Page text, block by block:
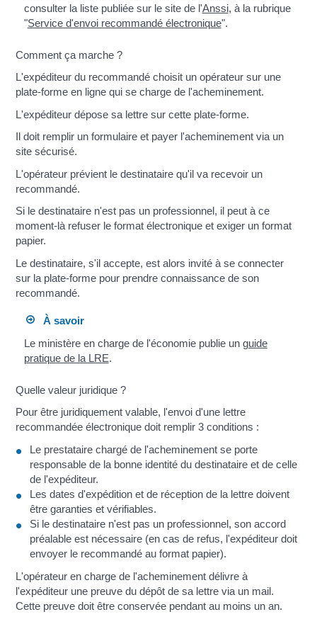
consulter la liste publiée sur le site de l'Anssi, à la rubrique
"Service d'envoi recommandé électronique".
Comment ça marche ?
L'expéditeur du recommandé choisit un opérateur sur une
plate-forme en ligne qui se charge de l'acheminement.
L'expéditeur dépose sa lettre sur cette plate-forme.
Il doit remplir un formulaire et payer l'acheminement via un
site sécurisé.
L'opérateur prévient le destinataire qu'il va recevoir un
recommandé.
Si le destinataire n'est pas un professionnel, il peut à ce
moment-là refuser le format électronique et exiger un format
papier.
Le destinataire, s'il accepte, est alors invité à se connecter
sur la plate-forme pour prendre connaissance de son
recommandé.
À savoir
Le ministère en charge de l'économie publie un guide
pratique de la LRE.
Quelle valeur juridique ?
Pour être juridiquement valable, l'envoi d'une lettre
recommandée électronique doit remplir 3 conditions :
Le prestataire chargé de l'acheminement se porte
responsable de la bonne identité du destinataire et de celle
de l'expéditeur.
Les dates d'expédition et de réception de la lettre doivent
être garanties et vérifiables.
Si le destinataire n'est pas un professionnel, son accord
préalable est nécessaire (en cas de refus, l'expéditeur doit
envoyer le recommandé au format papier).
L'opérateur en charge de l'acheminement délivre à
l'expéditeur une preuve du dépôt de sa lettre via un mail.
Cette preuve doit être conservée pendant au moins un an.